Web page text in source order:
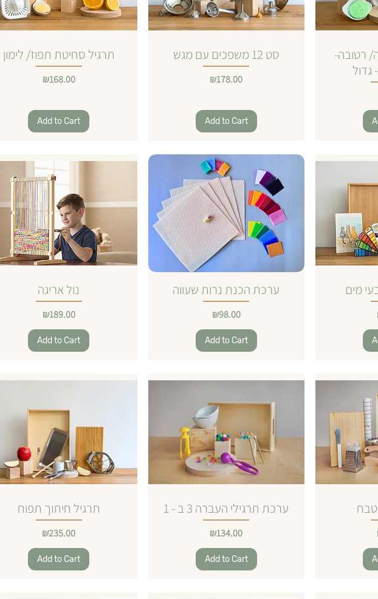
תרגיל סחיטת תפוז/ לימון
Price
₪168.00
Add to Cart
סט 12 משפכים עם מגש
Price
₪178.00
Add to Cart
רטובה-
גדול
נול אריגה
Price
₪189.00
Add to Cart
ערכת הכנת נרות שעווה
Price
₪98.00
Add to Cart
מים
תרגיל חיתוך תפוח
Price
₪235.00
Add to Cart
ערכת תרגילי העברה 3 ב - 1
Price
₪134.00
Add to Cart